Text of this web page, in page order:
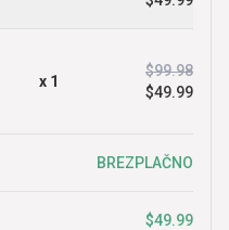
x 1
$99.98
$49.99
BREZPLAČNO
$49.99